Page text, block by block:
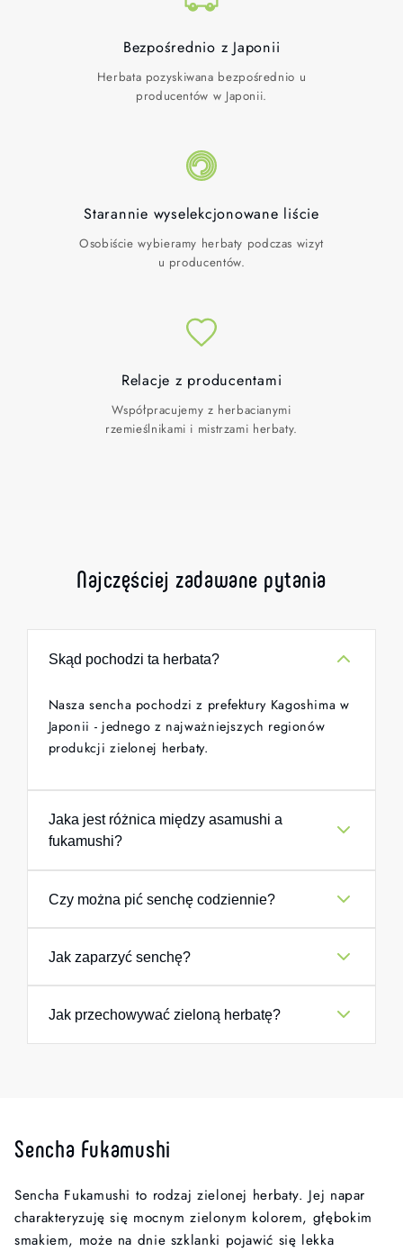
Bezpośrednio z Japonii
Herbata pozyskiwana bezpośrednio u
producentów w Japonii.
Starannie wyselekcjonowane liście
Osobiście wybieramy herbaty podczas wizyt
u producentów.
Relacje z producentami
Współpracujemy z herbacianymi
rzemieślnikami i mistrzami herbaty.
Najczęściej zadawane pytania
Skąd pochodzi ta herbata?
Nasza sencha pochodzi z prefektury Kagoshima w
Japonii - jednego z najważniejszych regionów
produkcji zielonej herbaty.
Jaka jest różnica między asamushi a
fukamushi?
naparem. Fukamushi ma głębszy smak, intensywniejszy
aromat, z lekką zawiesiną.
Czy można pić senchę codziennie?
Japonii i doskonale nadaje się do codziennego picia.
Jak zaparzyć senchę?
temperaturze 70/80°C.
Parz przez około 1 minutę, następnie wyjmij zaparzacz.
Jak przechowywać zieloną herbatę?
Sencha Fukamushi
Sencha Fukamushi to rodzaj zielonej herbaty. Jej napar
charakteryzuję się mocnym zielonym kolorem, głębokim
smakiem, może na dnie szklanki pojawić się lekka